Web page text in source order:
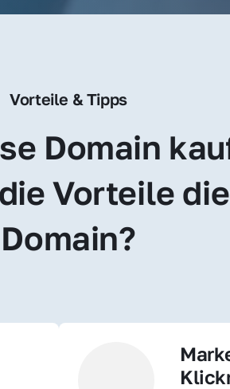
Vorteile & Tipps
Domain
Vorteile
Domain?